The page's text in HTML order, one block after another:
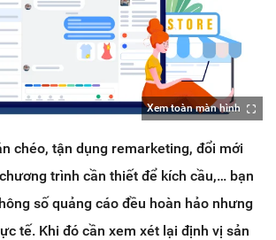
Xem toàn màn hình
chéo, tận dụng remarketing, đổi mới
trình cần thiết để kích cầu,… bạn
số quảng cáo đều hoàn hảo nhưng
tế. Khi đó cần xem xét lại định vị sản